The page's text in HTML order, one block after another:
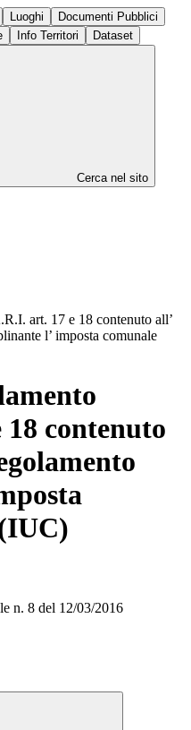
Luoghi
Documenti Pubblici
Info Territori Dataset
Cerca nel sito
art. 17 e 18 contenuto all’
l’ imposta comunale
contenuto
n. 8 del 12/03/2016